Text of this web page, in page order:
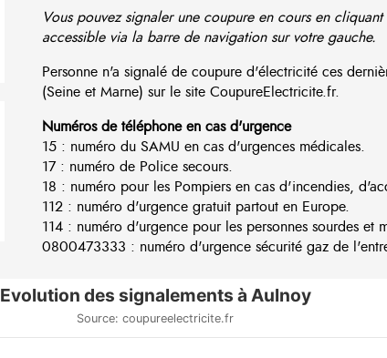
Vous pouvez signaler une coupure en cours en
accessible via la barre de navigation sur votre gauche.
Personne n'a signalé de coupure d'électricité ces
(Seine et Marne) sur le site CoupureElectricite.fr.
Numéros de téléphone en cas d'urgence
15 : numéro du SAMU en cas d'urgences médicales.
17 : numéro de Police secours.
18 : numéro pour les Pompiers en cas d'incendies,
112 : numéro d'urgence gratuit partout en Europe.
114 : numéro d'urgence pour les personnes sourdes et
0800473333 : numéro d'urgence sécurité gaz de
Evolution des signalements à Aulnoy
Source: coupureelectricite.fr